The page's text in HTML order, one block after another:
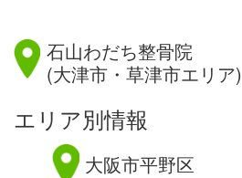
石山わだち整骨院
(大津市・草津市エリア)
エリア別情報
大阪市平野区